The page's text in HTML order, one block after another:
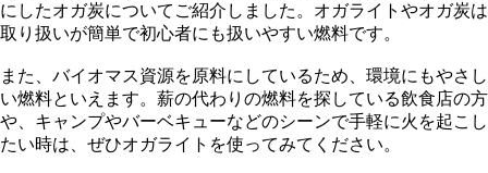
にしたオガ炭についてご紹介しました。オガライトやオガ炭は
取り扱いが簡単で初心者にも扱いやすい燃料です。
また、バイオマス資源を原料にしているため、環境にもやさし
い燃料といえます。薪の代わりの燃料を探している飲食店の方
や、キャンプやバーベキューなどのシーンで手軽に火を起こし
たい時は、ぜひオガライトを使ってみてください。